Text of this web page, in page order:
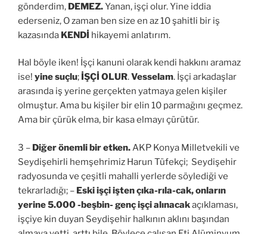
gönderdim, DEMEZ.Yanan, işçi olur. Yine iddia
ederseniz, O zaman ben size en az 10 şahitli bir iş
kazasında KENDİ hikayemi anlatırım.
Hal böyle iken! İşçi kanuni olarak kendi hakkını aramaz
ise! yine suçlu; İŞÇİ OLUR.Vesselam. İşçi arkadaşlar
arasında iş yerine gerçekten yatmaya gelen kişiler
olmuştur. Ama bu kişiler bir elin 10 parmağını geçmez.
Ama bir çürük elma, bir kasa elmayı çürütür.
3 – Diğer önemli bir etken.AKP Konya Milletvekili ve
Seydişehirli hemşehrimiz Harun Tüfekçi; Seydişehir
radyosunda ve çeşitli mahalli yerlerde söylediği ve
tekrarladığı; – Eski işçi işten çıka-rıla-cak, onların
yerine 5.000 -beşbin- genç işçi alınacakaçıklaması,
işçiye kin duyan Seydişehir halkının aklını başından